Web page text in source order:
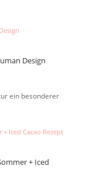
Design
ein besonderer
+ Iced